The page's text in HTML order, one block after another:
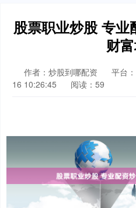
股票职业炒股 专业
财
作者：炒股到哪配资 平台
16 10:26:45
阅读：59